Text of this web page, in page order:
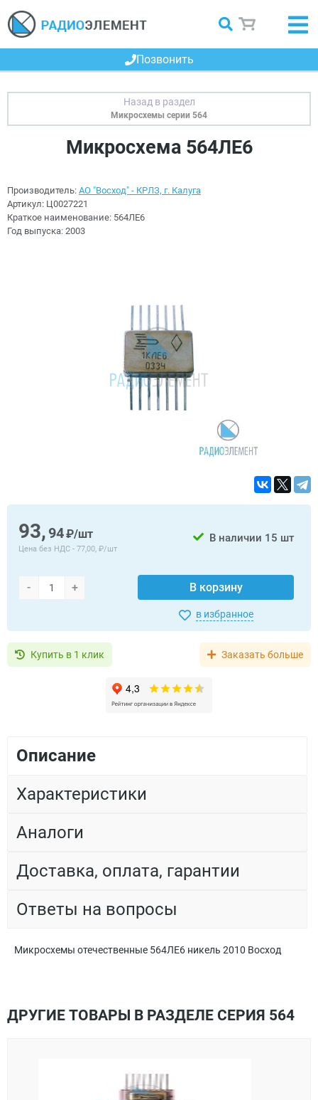
Позвонить
Микросхемы серии 564
Микросхема 564ЛЕ6
Производитель: АО "Восход" - КРЛЗ, г. Калуга
Артикул: Ц0027221
Краткое наименование: 564ЛЕ6
Год выпуска: 2003
93, 94₽/шт
Цена без НДС - 77,00, ₽/шт
В наличии 15 шт
- + В корзину
в избранное
Купить в 1 клик Заказать больше
Описание
Характеристики
Аналоги
Доставка, оплата, гарантии
Ответы на вопросы
Микросхемы отечественные 564ЛЕ6 никель 2010 Восход
ДРУГИЕ ТОВАРЫ В РАЗДЕЛЕ СЕРИЯ 564